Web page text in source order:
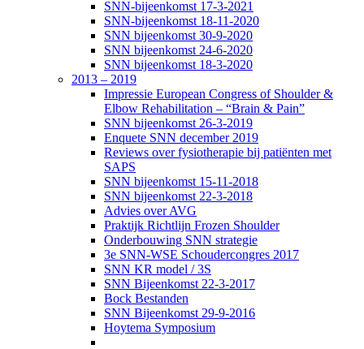
SNN-bijeenkomst 17-3-2021
SNN-bijeenkomst 18-11-2020
SNN bijeenkomst 30-9-2020
SNN bijeenkomst 24-6-2020
SNN bijeenkomst 18-3-2020
2013 – 2019
Impressie European Congress of Shoulder &
Elbow Rehabilitation – “Brain & Pain”
SNN bijeenkomst 26-3-2019
Enquete SNN december 2019
Reviews over fysiotherapie bij patiënten met
SAPS
SNN bijeenkomst 15-11-2018
SNN bijeenkomst 22-3-2018
Advies over AVG
Praktijk Richtlijn Frozen Shoulder
Onderbouwing SNN strategie
3e SNN-WSE Schoudercongres 2017
SNN KR model / 3S
SNN Bijeenkomst 22-3-2017
Bock Bestanden
SNN Bijeenkomst 29-9-2016
Hoytema Symposium